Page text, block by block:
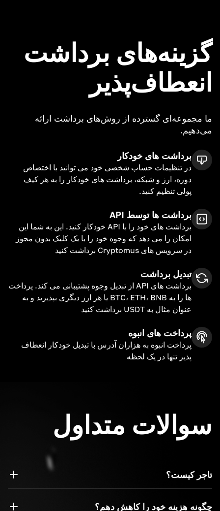
گزینه‌های برداشت
انعطاف‌پذیر
ما مجموعه‌ای گسترده از روش‌های برداشت ارائه
می‌دهیم.
برداشت های خودکار
در تنظیمات حساب شخصی خود می توانید با اختصاص
دوره، ارز و شبکه، برداشت های خودکار را به هر کیف
پولی تنظیم کنید.
برداشت ها توسط API
برداشت های خود را با API خودکار کنید. این به شما این
امکان را می دهد که وجوه خود را با یک کلیک بدون مجوز
در سرویس های Cryptomus برداشت کنید
تبدیل برداشت
برداشت های API از تبدیل وجوه پشتیبانی می کند. پرداخت
ها را به BTC، ETH، BNB یا هر ارز دیگری بپذیرید و به
عنوان مثال به USDT برداشت کنید
پرداخت های انبوه
پرداخت انبوه به هزاران آدرس با تبدیل خودکار انعطاف
پذیر تنها در یک لحظه
سوالات متداول
تاجر کیست؟
پرداختی را می پذیرد
چگونه هزینه خود را کاهش دهم؟